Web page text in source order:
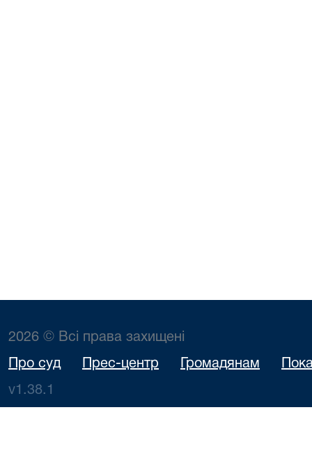
2026 © Всі права захищені
Про суд Прес-центр Громадянам
v1.38.1